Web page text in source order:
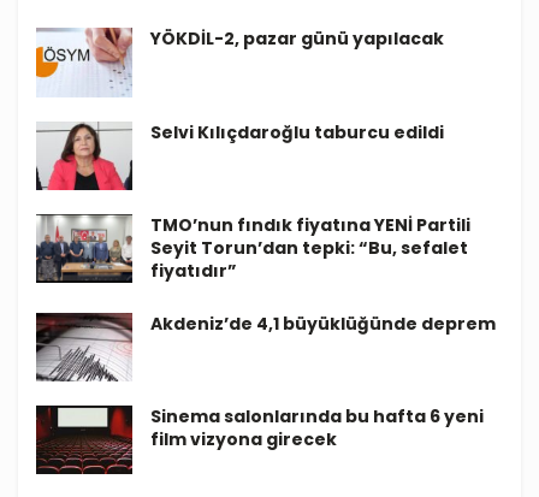
YÖKDİL-2, pazar günü yapılacak
Selvi Kılıçdaroğlu taburcu edildi
TMO’nun fındık fiyatına YENİ Partili
Seyit Torun’dan tepki: “Bu, sefalet
fiyatıdır”
Akdeniz’de 4,1 büyüklüğünde deprem
Sinema salonlarında bu hafta 6 yeni
film vizyona girecek